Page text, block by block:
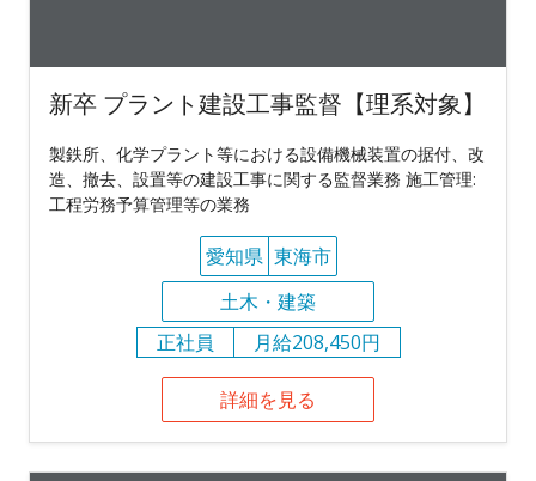
新卒 プラント建設工事監督【理系対象】
製鉄所、化学プラント等における設備機械装置の据付、改
造、撤去、設置等の建設工事に関する監督業務 施工管理:
工程労務予算管理等の業務
愛知県 東海市
土木・建築
正社員
月給208,450円
詳細を見る